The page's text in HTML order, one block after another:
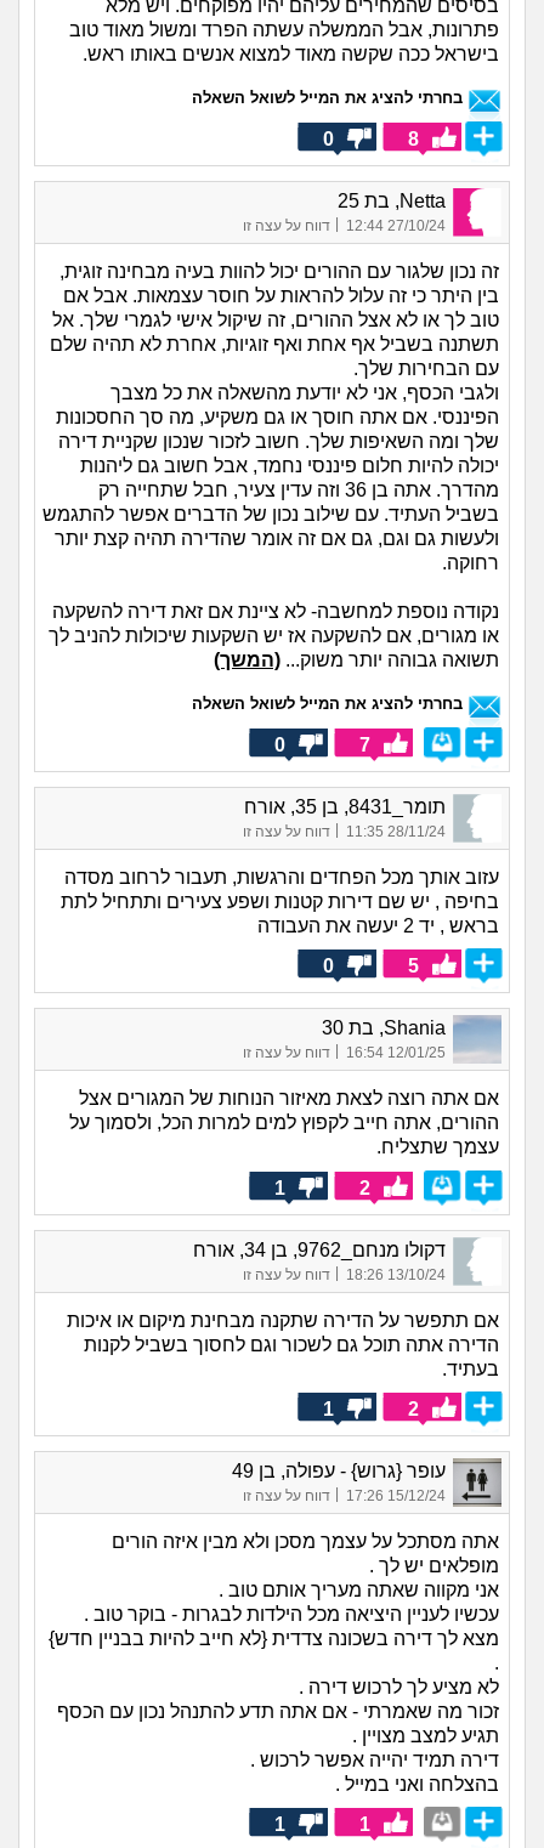
בסיסים שהמחירים עליהם יהיו מפוקחים. ויש מלא
פתרונות, אבל הממשלה עשתה הפרד ומשול מאוד טוב
בישראל ככה שקשה מאוד למצוא אנשים באותו ראש.
בחרתי להציג את המייל לשואל השאלה
8
0
Netta, בת 25
27/10/24 12:44 דווח על עצה זו
זה נכון שלגור עם ההורים יכול להוות בעיה מבחינה זוגית,
בין היתר כי זה עלול להראות על חוסר עצמאות. אבל אם
טוב לך או לא אצל ההורים, זה שיקול אישי לגמרי שלך. אל
תשתנה בשביל אף אחת ואף זוגיות, אחרת לא תהיה שלם
עם הבחירות שלך.
ולגבי הכסף, אני לא יודעת מהשאלה את כל מצבך
הפיננסי. אם אתה חוסך או גם משקיע, מה סך החסכונות
שלך ומה השאיפות שלך. חשוב לזכור שנכון שקניית דירה
יכולה להיות חלום פיננסי נחמד, אבל חשוב גם ליהנות
מהדרך. אתה בן 36 וזה עדין צעיר, חבל שתחייה רק
בשביל העתיד. עם שילוב נכון של הדברים אפשר להתגמש
ולעשות גם וגם, גם אם זה אומר שהדירה תהיה קצת יותר
רחוקה.
נקודה נוספת למחשבה- לא ציינת אם זאת דירה להשקעה
או מגורים, אם להשקעה אז יש השקעות שיכולות להניב לך
תשואה גבוהה יותר משוק... (המשך)
בחרתי להציג את המייל לשואל השאלה
7
0
תומר_8431, בן 35, אורח
28/11/24 11:35 דווח על עצה זו
עזוב אותך מכל הפחדים והרגשות, תעבור לרחוב מסדה
בחיפה , יש שם דירות קטנות ושפע צעירים ותתחיל לתת
בראש , יד 2 יעשה את העבודה
5
0
Shania, בת 30
12/01/25 16:54 דווח על עצה זו
אם אתה רוצה לצאת מאיזור הנוחות של המגורים אצל
ההורים, אתה חייב לקפוץ למים למרות הכל, ולסמוך על
עצמך שתצליח.
2
1
דקולו מנחם_9762, בן 34, אורח
13/10/24 18:26
| דווח על עצה זו
אם תתפשר על הדירה שתקנה מבחינת מיקום או איכות
הדירה אתה תוכל גם לשכור וגם לחסוך בשביל לקנות
בעתיד.
2
1
עופר {גרוש} - עפולה, בן 49
15/12/24 17:26
| דווח על עצה זו
אתה מסתכל על עצמך מסכן ולא מבין איזה הורים
מופלאים יש לך .
אני מקווה שאתה מעריך אותם טוב .
עכשיו לעניין היציאה מכל הילדות לבגרות - בוקר טוב .
מצא לך דירה בשכונה צדדית {לא חייב להיות בבניין חדש}
.
לא מציע לך לרכוש דירה .
זכור מה שאמרתי - אם אתה תדע להתנהל נכון עם הכסף
תגיע למצב מצויין .
דירה תמיד יהייה אפשר לרכוש .
בהצלחה ואני במייל .
1
1